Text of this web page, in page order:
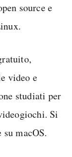
source e
video e
studiati per
Si
macOS.